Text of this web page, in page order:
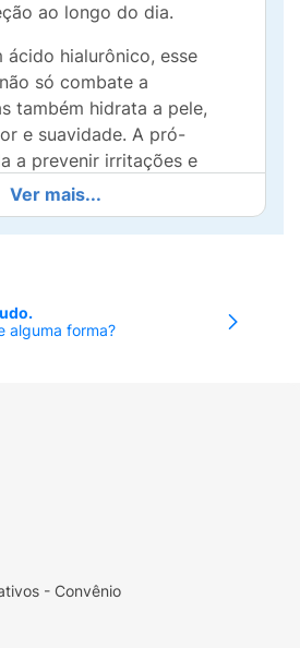
ao longo do dia.
ácido hialurônico, esse
só combate a
também hidrata a pele,
e suavidade. A pró-
a prevenir irritações e
o uma escolha ideal até
sensíveis.
sensação refrescante
O formato aerosol
Derma Control e
e confortável em
sabendo que está
Ver mais...
alguma forma?
- Convênio